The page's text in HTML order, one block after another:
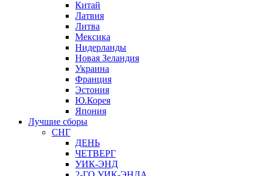
Китай
Латвия
Литва
Мексика
Нидерланды
Новая Зеландия
Украина
Франция
Эстония
Ю.Корея
Япония
Лучшие сборы
СНГ
ДЕНЬ
ЧЕТВЕРГ
УИК-ЭНД